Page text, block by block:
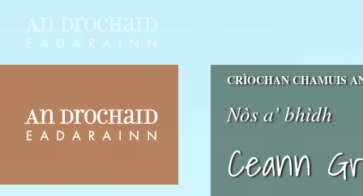
CRÌOCHAN CHAMUIS
Nòs a’ bhìdh
Ceann